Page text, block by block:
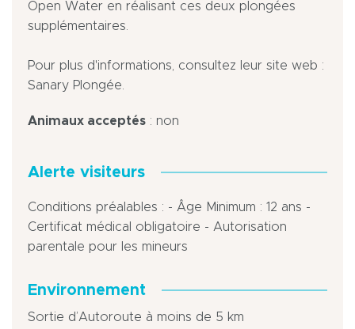
Open Water en réalisant ces deux plongées
supplémentaires.
Pour plus d'informations, consultez leur site web :
Sanary Plongée.
Animaux acceptés : non
Alerte visiteurs
Conditions préalables : - Âge Minimum : 12 ans -
Certificat médical obligatoire - Autorisation
parentale pour les mineurs
Environnement
Sortie d’Autoroute à moins de 5 km